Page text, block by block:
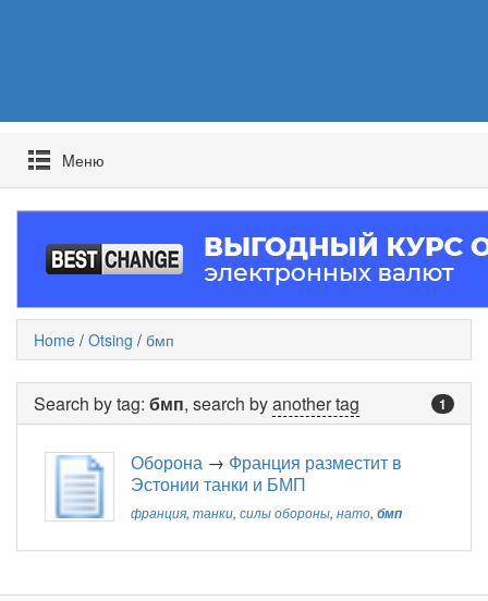
Mеню
Home / Otsing / бмп
1
Search by tag: бмп, search byanother tag
Оборона → Франция разместит в
Эстонии танки и БМП
франция, танки, силы обороны, нато, бмп